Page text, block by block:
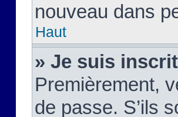
nouveau dans
Haut
» Je suis
Premièrement,
de passe. S’ils